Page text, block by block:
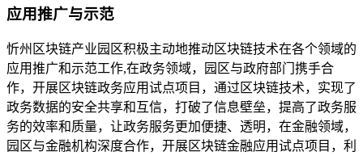
应用推广与示范
忻州区块链产业园区积极主动地推动区块链技术在各个领域的
应用推广和示范工作,在政务领域，园区与政府部门携手合
作，开展区块链政务应用试点项目，通过区块链技术，实现了
政务数据的安全共享和互信，打破了信息壁垒，提高了政务服
务的效率和质量，让政务服务更加便捷、透明，在金融领域，
园区与金融机构深度合作，开展区块链金融应用试点项目，利